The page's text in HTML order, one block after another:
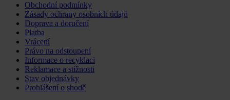
Obchodní podmínky
Zásady ochrany osobních údajů
Doprava a doručení
Platba
Vrácení
Právo na odstoupení
Informace o recyklaci
Reklamace a stížnosti
Stav objednávky
Prohlášení o shodě